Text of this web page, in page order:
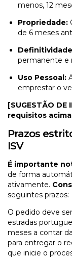
menos, 12
Propriedade:
de 6 meses
permanente e
Uso Pessoal:
emprestar o
[SUGESTÃO
requisitos
Prazos
ISV
É importante
de forma
ativamente.
seguintes prazos:
O pedido deve
estradas
meses a contar
para entregar o
que inicie o